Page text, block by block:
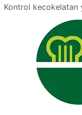
Kontrol kecokelatan